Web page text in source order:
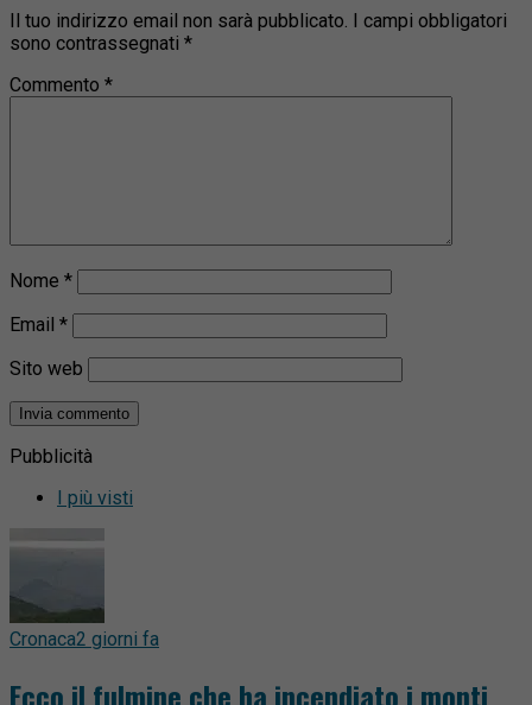
Il tuo indirizzo email non sarà pubblicato.
I campi obbligatori
sono contrassegnati *
Commento *
Nome *
Email *
Sito web
Pubblicità
I più visti
Cronaca2 giorni fa
Ecco il fulmine che ha incendiato i monti